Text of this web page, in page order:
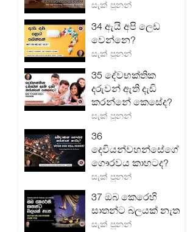
සැක් පූනන්
34 ඇයි අපි ලෙඩ
වෙන්නෙ?
සැක් පූනන්
35 දේවභක්තික
දරුවන් ඇති දැඩි
කරන්නේ කෙසේද?
සැක් පූනන්
36
දෙවියන්වහන්සේගේ
ගෞරවය කාහටද?
සැක් පූනන්
37 ඔබ කෙරෙහි
සාතන්ට බලයක් නැත
සැක් පූනන්